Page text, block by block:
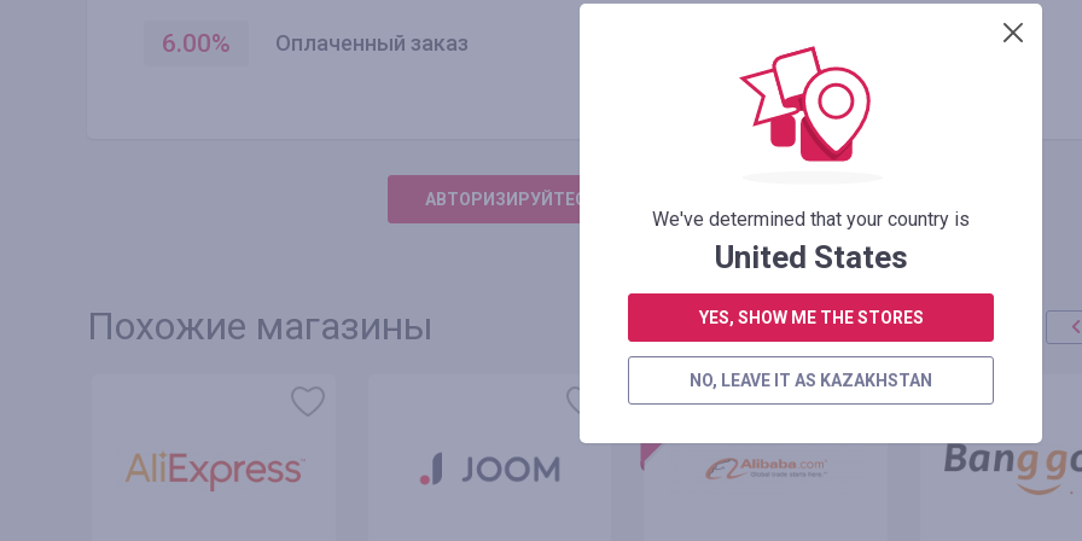
6.00% Оплаченный заказ
АВТОРИЗИРУЙТЕСЬ, ЧТОБЫ ОСТАВИТЬ ОТЗЫВ
Похожие магазины
акция
+100%
We've determined that your country is
United States
YES, SHOW ME THE STORES
NO, LEAVE IT AS KAZAKHSTAN